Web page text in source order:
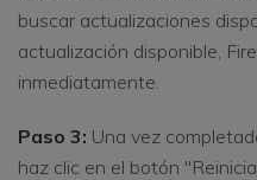
buscar actualizaciones
actualización disponible,
inmediatamente.
Paso 3: Una vez
haz clic en el botón